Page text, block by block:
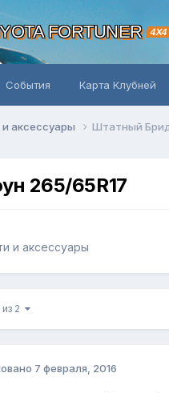
FORTUNER 4X4
События Карта Клубней
и аксессуары Штатный
265/65R17
и аксессуары
2
7 февраля, 2016